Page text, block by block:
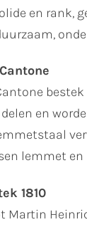
en rank,
en
lemmet
1810
Martin